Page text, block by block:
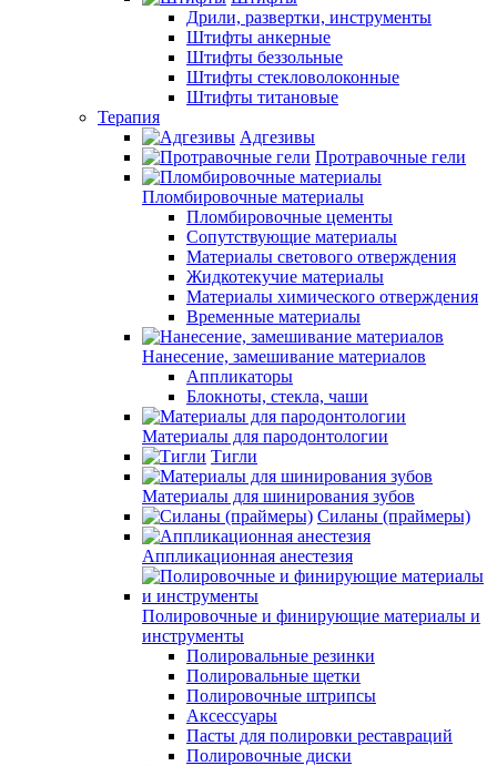
Дрили, развертки, инструменты
Штифты анкерные
Штифты беззольные
Штифты стекловолоконные
Штифты титановые
Терапия
Адгезивы
Протравочные гели
Пломбировочные материалы
Пломбировочные цементы
Сопутствующие материалы
Материалы светового отверждения
Жидкотекучие материалы
Материалы химического отверждения
Временные материалы
Нанесение, замешивание материалов
Аппликаторы
Блокноты, стекла, чаши
Материалы для пародонтологии
Тигли
Материалы для шинирования зубов
Силаны (праймеры)
Аппликационная анестезия
Полировочные и финирующие материалы и
инструменты
Полировальные резинки
Полировальные щетки
Полировочные штрипсы
Аксессуары
Пасты для полировки реставраций
Полировочные диски